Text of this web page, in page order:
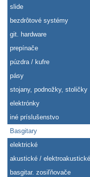
slide
bezdrôtové systémy
git. hardware
prepínače
púzdra / kufre
pásy
stojany, podnožky, stoličky
elektrónky
iné príslušenstvo
Basgitary
elektrické
akustické / elektroakustické
basgitar. zosiľňovače